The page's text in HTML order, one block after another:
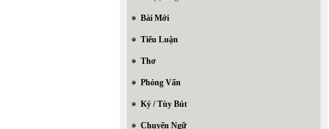
Bài Mới
Tiểu Luận
Thơ
Phỏng Vấn
Ký / Tùy Bút
Chuyển Ngữ